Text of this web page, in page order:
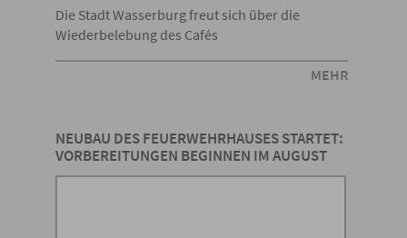
Die Stadt Wasserburg freut sich über die
Wiederbelebung des Cafés
MEHR
NEUBAU DES FEUERWEHRHAUSES STARTET:
VORBEREITUNGEN BEGINNEN IM AUGUST